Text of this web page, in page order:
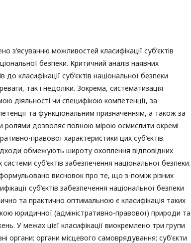
з’ясуванню можливостей класифікації суб’єктів
безпеки. Критичний аналіз наявних
до класифікації суб’єктів національної безпеки
так і недоліки. Зокрема, систематизація
діяльності чи специфікою компетенції, за
та функціональним призначенням, а також за
ролями дозволяє повною мірою осмислити окремі
правової характеристики цих суб’єктів.
обмежують широту охоплення відповідних
системи суб’єктів забезпечення національної безпеки.
висновок про те, що з-поміж різних
суб’єктів забезпечення національної безпеки
та практично оптимальною є класифікація таких
юридичної (адміністративно-правової) природи та
У межах цієї класифікації виокремлено три групи
органи; органи місцевого самоврядування; суб’єкти